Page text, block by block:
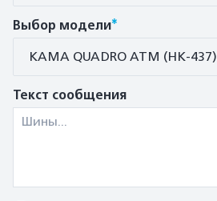
Выбор модели*
КАМА QUADRO ATM (HK-437)
Текст сообщения